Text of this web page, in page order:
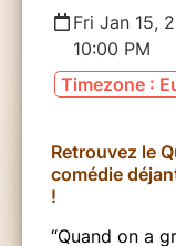
Fri Jan 15,
10:00 PM
Timezone :
Retrouvez le
comédie
!
“Quand on a